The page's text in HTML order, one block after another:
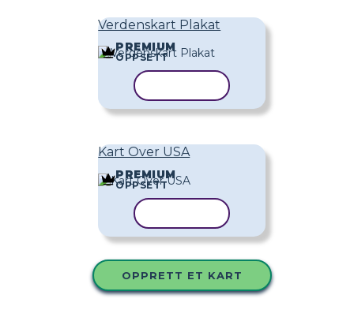
Verdenskart Plakat
PREMIUM
OPPSETT
Kart Over USA
PREMIUM
OPPSETT
OPPRETT ET KART